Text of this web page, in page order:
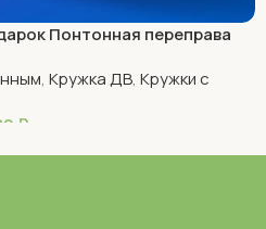
Понтонная переправа
, Кружка ДВ, Кружки с
₽